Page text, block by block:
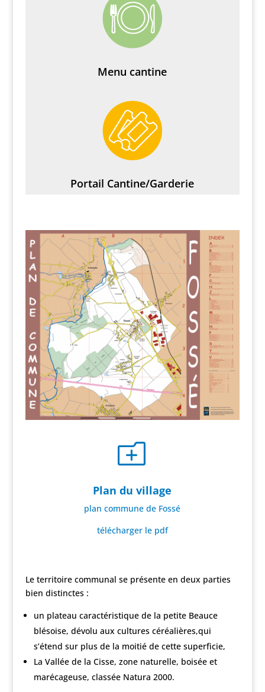
Menu cantine
Portail Cantine/Garderie
o
Plan du village
plan commune de Fossé
télécharger le pdf
Le territoire communal se présente en deux parties
bien distinctes :
un plateau caractéristique de la petite Beauce
blésoise, dévolu aux cultures céréalières,qui
s’étend sur plus de la moitié de cette superficie,
La Vallée de la Cisse, zone naturelle, boisée et
marécageuse, classée Natura 2000.